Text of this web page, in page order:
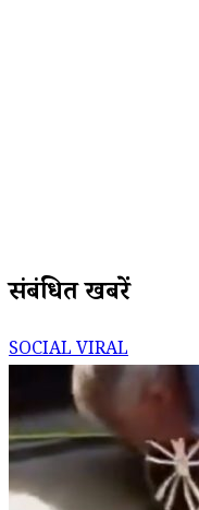
संबंधित खबरें
SOCIAL VIRAL